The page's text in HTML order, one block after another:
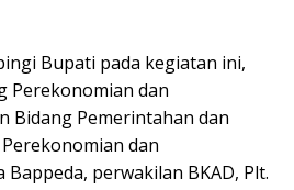
Bupati pada kegiatan ini,
Perekonomian dan
Bidang Pemerintahan dan
dan
Bappeda, perwakilan BKAD, Plt.